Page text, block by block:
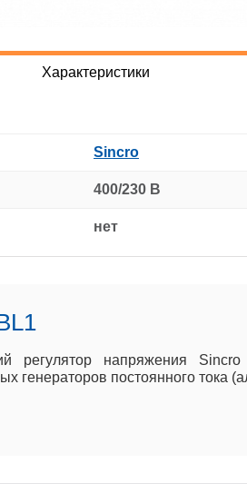
Характеристики
Sincro
400/230 В
нет
регулятор напряжения
генераторов постоянного тока